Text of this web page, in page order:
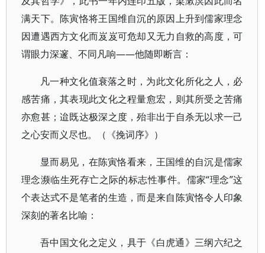
满天下。陈寅恪将王国维自沉的原因上升到儒家理念
因遭遇西方文化而岌岌可危却又无力自救的高度，可
谓眼力深邃、不同凡响——他随即断言：
凡一种文化值衰落之时，为此文化所化之人，必
感苦痛，其表现此文化之程量愈宏，则其所受之苦痛
亦愈甚；迨既达极深之度，殆非出于自杀无以求一己
之心安而义尽也。（《挽词序》）
显而易见，在陈寅恪看来，王国维的自沉是儒家
理念濒临生死存亡之际的标志性事件。儒家“理念”这
个表达式不是笔者的生造，而是来自陈寅恪令人印象
深刻的著名比喻：
吾中国文化之定义，具于《白虎通》三纲六纪之